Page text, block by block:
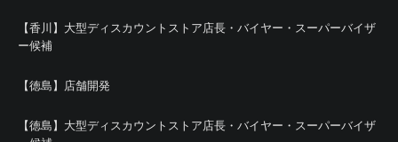
【香川】大型ディスカウントストア店長・バイヤー・スーパーバイザ
ー候補
【徳島】店舗開発
【徳島】大型ディスカウントストア店長・バイヤー・スーパーバイザ